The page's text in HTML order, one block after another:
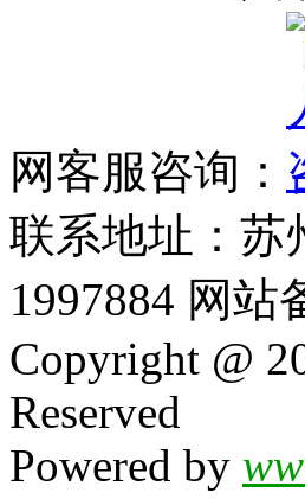
网客服咨询：
联系地址：苏
1997884 网站
Copyright @
Reserved
Powered by